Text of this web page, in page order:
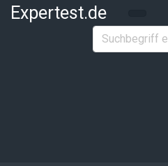
Zum Hauptinhalt springen
Expertest.de